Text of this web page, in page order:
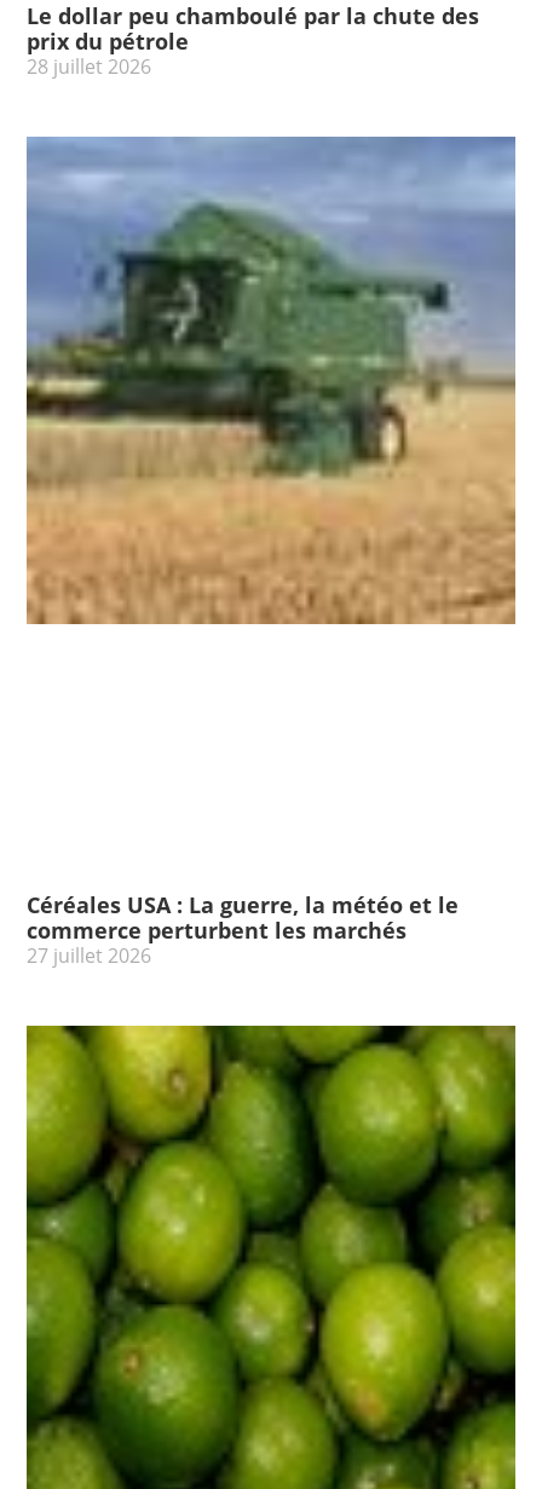
Le dollar peu chamboulé par la chute des
prix du pétrole
28 juillet 2026
Céréales USA : La guerre, la météo et le
commerce perturbent les marchés
27 juillet 2026